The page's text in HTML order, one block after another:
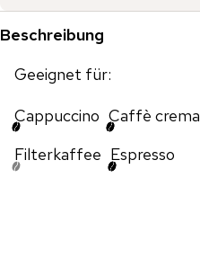
Beschreibung
Geeignet für:
Cappuccino Caffè crema
Filterkaffee Espresso